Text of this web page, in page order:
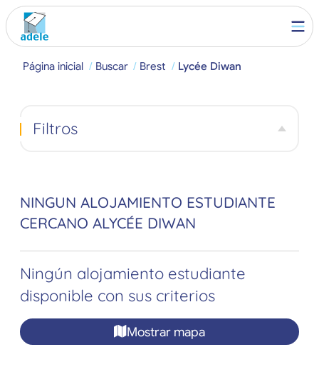
Página inicial Buscar Brest Lycée Diwan
NINGUN ALOJAMIENTO ESTUDIANTE
CERCANO ALYCÉE DIWAN
Ningún alojamiento estudiante
disponible con sus criterios
Mostrar mapa
Filtros